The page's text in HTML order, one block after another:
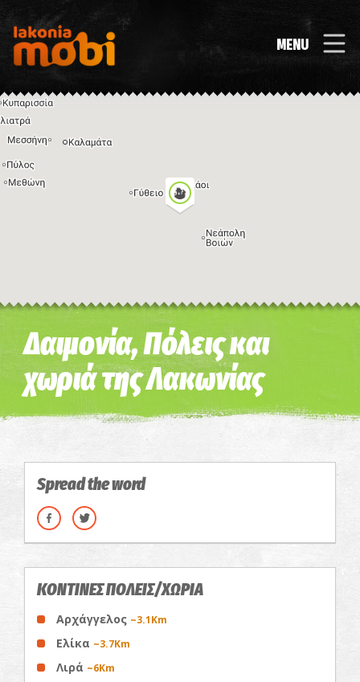
MENU
Η εικόνα ενδέχεται να υπόκειται σε πνευματικά δικαιώματα Όροι
Δαιμονία, Πόλεις και
χωριά της Λακωνίας
Spread the word
ΚΟΝΤΙΝΕΣ ΠΟΛΕΙΣ/ΧΩΡΙΑ
Αρχάγγελος ~3.1Km
Ελίκα ~3.7Km
Λιρά ~6Km